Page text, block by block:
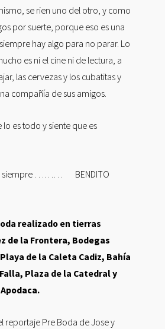
se rien uno del otro, y como
por suerte, porque eso es una
hay algo para no parar. Lo
es ni el cine ni de lectura, a
las cervezas y los cubatitas y
compañía de sus amigos.
lo es todo y siente que es
siempre ……… BENDITO
realizado en tierras
de la Frontera, Bodegas
de la Caleta Cadiz, Bahía
Plaza de la Catedral y
reportaje Pre Boda de Jose y